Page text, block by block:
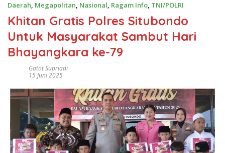
Daerah, Megapolitan, Nasional, Ragam Info, TNI/POLRI
Khitan Gratis Polres Situbondo
Untuk Masyarakat Sambut Hari
Bhayangkara ke-79
Gatot Supriadi
15 Juni 2025